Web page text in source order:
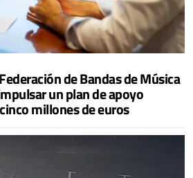
de Bandas de Música
un plan de apoyo
millones de euros